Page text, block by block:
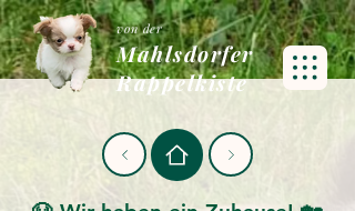
von der
Mahlsdorfer
Rappelkiste